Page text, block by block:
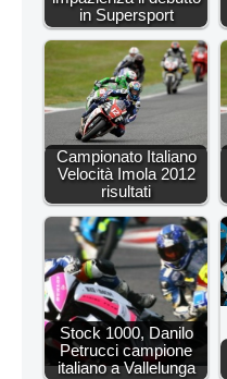
in Supersport
Campionato Italiano
Velocità Imola 2012
risultati
Stock 1000, Danilo
Petrucci campione
italiano a Vallelunga